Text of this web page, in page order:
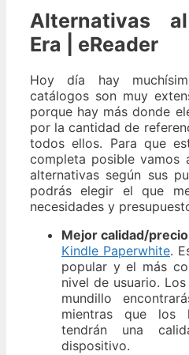
Alternativas
Era | eReader
Hoy día hay
catálogos son muy
porque hay más donde
por la cantidad de
todos ellos. Para que
completa posible vamos
alternativas según sus
podrás elegir el que
necesidades y
Mejor calidad/
Kindle Paperwhite.
popular y el más
nivel de usuario.
mundillo
mientras que los
tendrán una
dispositivo.